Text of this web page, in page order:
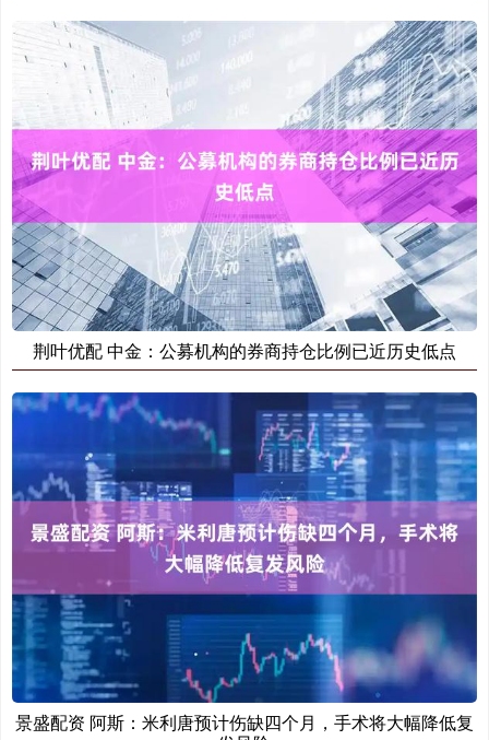
荆叶优配 中金：公募机构的券商持仓比例已近历史低点
景盛配资 阿斯：米利唐预计伤缺四个月，手术将大幅降低复